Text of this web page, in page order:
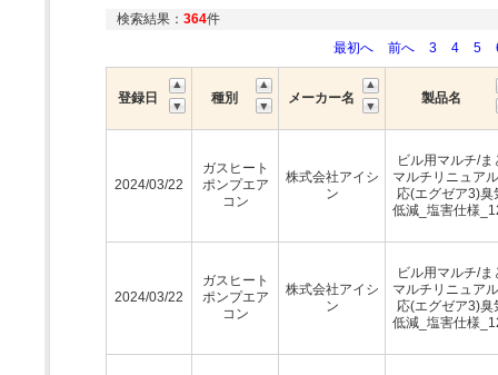
検索結果： 364件
最初へ
前へ 3 4 5
登録日 種別 メーカー名 製品名
2024/03/22
ガスヒート
ポンプエア
コン
株式会社アイシ
ン
ビル用マルチ/ま
マルチリニュア
応(エグゼア3)臭
低減_塩害仕様
2024/03/22
ガスヒート
ポンプエア
コン
株式会社アイシ
ン
ビル用マルチ/ま
マルチリニュア
応(エグゼア3)臭
低減_塩害仕様